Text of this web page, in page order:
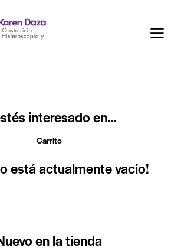
interesado en…
Carrito
está actualmente vacío!
en la tienda